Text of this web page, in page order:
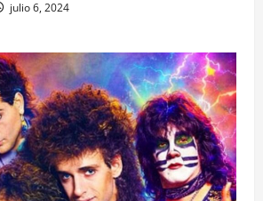
julio 6, 2024